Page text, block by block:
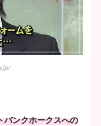
バンクホークスへの